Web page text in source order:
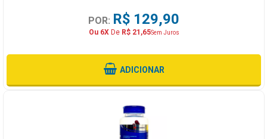
POR: R$ 129,90
Ou 6XDe R$ 21,65Sem Juros
ADICIONAR